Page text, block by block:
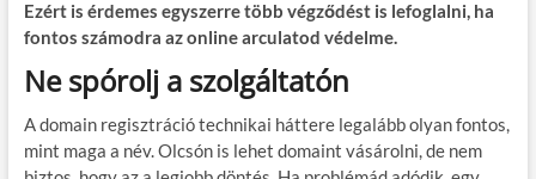
Ezért is érdemes egyszerre több végződést is lefoglalni, ha
fontos számodra az online arculatod védelme.
Ne spórolj a szolgáltatón
A domain regisztráció technikai háttere legalább olyan fontos,
mint maga a név. Olcsón is lehet domaint vásárolni, de nem